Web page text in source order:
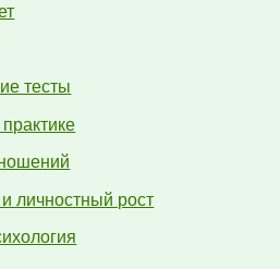
тесты
личностный рост